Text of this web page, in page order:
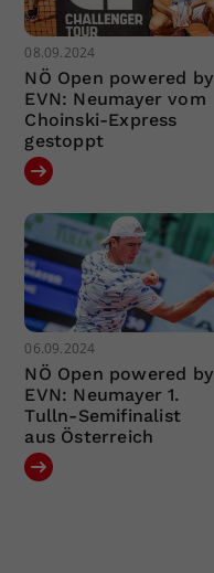
08.09.2024
NÖ Open powered by
EVN: Neumayer vom
Choinski-Express
gestoppt
06.09.2024
NÖ Open powered by
EVN: Neumayer 1.
Tulln-Semifinalist
aus Österreich